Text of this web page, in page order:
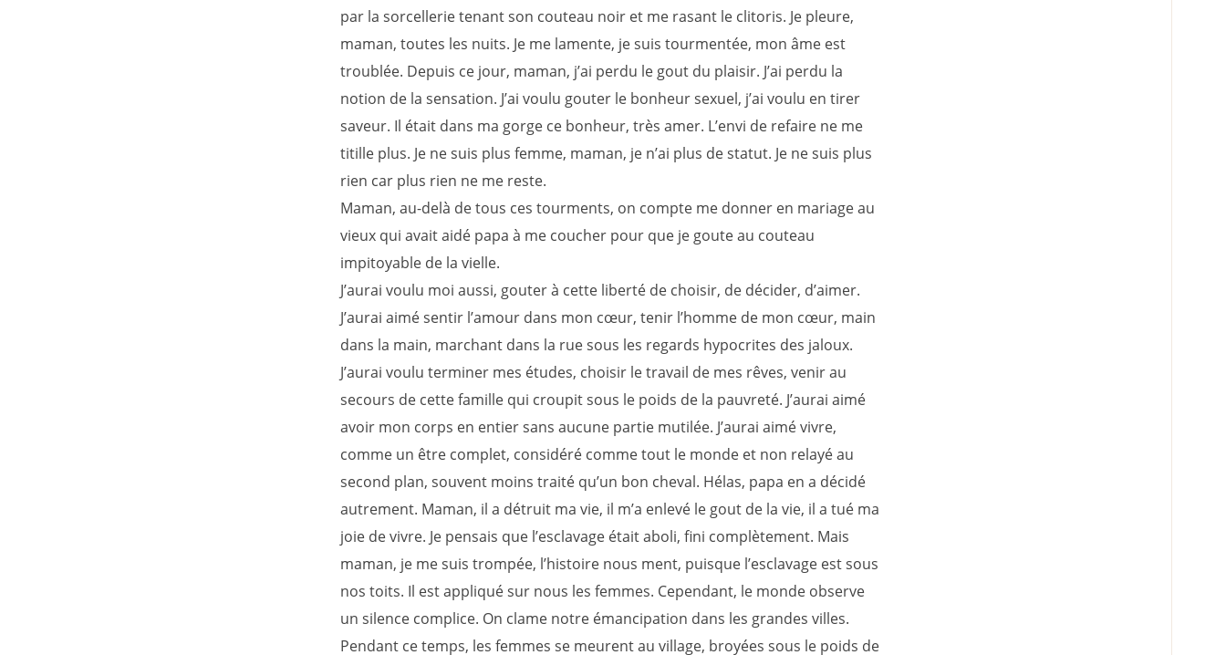
par la sorcellerie tenant son couteau noir et me rasant le clitoris. Je pleure,
maman, toutes les nuits. Je me lamente, je suis tourmentée, mon âme est
troublée. Depuis ce jour, maman, j’ai perdu le gout du plaisir. J’ai perdu la
notion de la sensation. J’ai voulu gouter le bonheur sexuel, j’ai voulu en tirer
saveur. Il était dans ma gorge ce bonheur, très amer. L’envi de refaire ne me
titille plus. Je ne suis plus femme, maman, je n’ai plus de statut. Je ne suis plus
rien car plus rien ne me reste.
Maman, au-delà de tous ces tourments, on compte me donner en mariage au
vieux qui avait aidé papa à me coucher pour que je goute au couteau
impitoyable de la vielle.
J’aurai voulu moi aussi, gouter à cette liberté de choisir, de décider, d’aimer.
J’aurai aimé sentir l’amour dans mon cœur, tenir l’homme de mon cœur, main
dans la main, marchant dans la rue sous les regards hypocrites des jaloux.
J’aurai voulu terminer mes études, choisir le travail de mes rêves, venir au
secours de cette famille qui croupit sous le poids de la pauvreté. J’aurai aimé
avoir mon corps en entier sans aucune partie mutilée. J’aurai aimé vivre,
comme un être complet, considéré comme tout le monde et non relayé au
second plan, souvent moins traité qu’un bon cheval. Hélas, papa en a décidé
autrement. Maman, il a détruit ma vie, il m’a enlevé le gout de la vie, il a tué ma
joie de vivre. Je pensais que l’esclavage était aboli, fini complètement. Mais
maman, je me suis trompée, l’histoire nous ment, puisque l’esclavage est sous
nos toits. Il est appliqué sur nous les femmes. Cependant, le monde observe
un silence complice. On clame notre émancipation dans les grandes villes.
Pendant ce temps, les femmes se meurent au village, broyées sous le poids de